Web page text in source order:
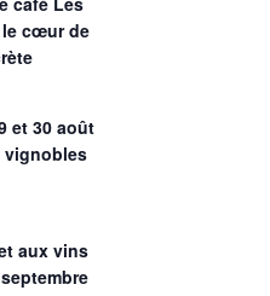
le cœur de
et 30 août
vignobles
aux vins